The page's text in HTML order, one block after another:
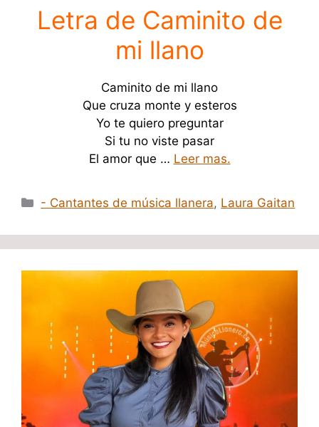
Letra de Caminito de
mi llano
Caminito de mi llano
Que cruza monte y esteros
Yo te quiero preguntar
Si tu no viste pasar
El amor que … Leer mas.
Categorías
- Cantantes de música llanera, Laura Gaitan